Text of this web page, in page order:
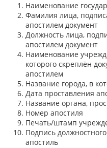
Наименование
Фамилия лица,
апостилем документ
Должность лица,
апостилем документ
Наименование
которого скреплён
апостилем
Название города, в
Дата проставления
Название органа,
Номер апостиля
Печать/штамп
Подпись
апостиль